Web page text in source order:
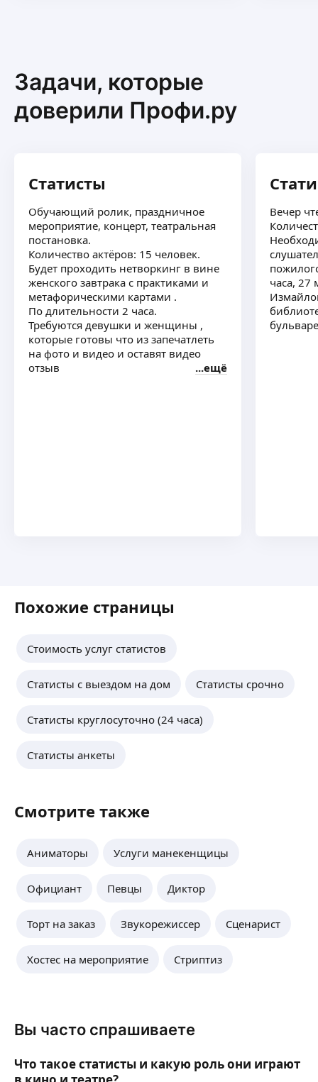
Задачи, которые
доверили Профи.ру
Статисты
Обучающий ролик, праздничное
мероприятие, концерт, театральная
постановка.
Количество актёров: 15 человек.
Будет проходить нетворкинг в вине
женского завтрака с практиками и
метафорическими картами .
По длительности 2 часа.
Требуются девушки и женщины ,
которые готовы что из запечатлеть
на фото и видео и оставят видео
отзыв
ещё
Вечер
часа, 27
бульваре
Похожие страницы
Стоимость услуг статистов
Статисты с выездом на дом Статисты срочно
Статисты круглосуточно (24 часа)
Статисты анкеты
Смотрите также
Аниматоры Услуги манекенщицы
Официант Певцы Диктор
Торт на заказ Звукорежиссер Сценарист
Хостес на мероприятие Стриптиз
Вы часто спрашиваете
Что такое статисты и какую роль они играют